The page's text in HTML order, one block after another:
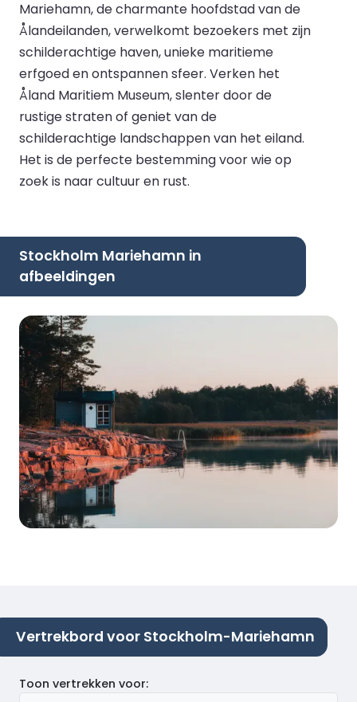
Mariehamn, de charmante hoofdstad van de
Ålandeilanden, verwelkomt bezoekers met zijn
schilderachtige haven, unieke maritieme
erfgoed en ontspannen sfeer. Verken het
Åland Maritiem Museum, slenter door de
rustige straten of geniet van de
schilderachtige landschappen van het eiland.
Het is de perfecte bestemming voor wie op
zoek is naar cultuur en rust.
Stockholm Mariehamn in
afbeeldingen
Vertrekbord voor Stockholm-Mariehamn
Toon vertrekken voor: